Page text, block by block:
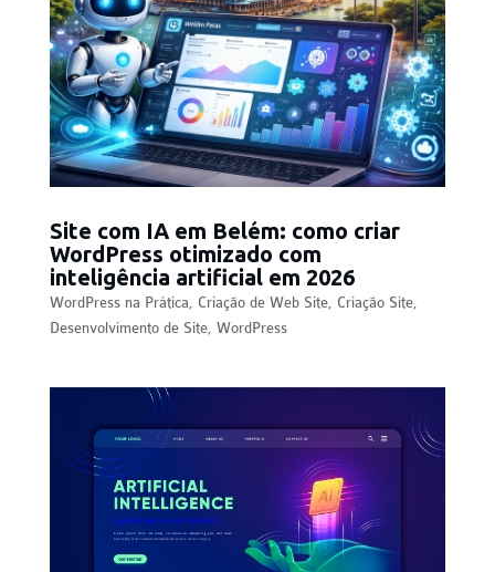
Site com IA em Belém: como criar
WordPress otimizado com
inteligência artificial em 2026
WordPress na Prática Criação de Web Site, Criação Site,
Desenvolvimento de Site, WordPress